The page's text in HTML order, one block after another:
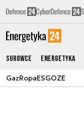
Surowce Energetyka
GazRopaESGOZE